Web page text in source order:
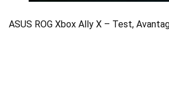
ASUS ROG Xbox Ally X – Test,